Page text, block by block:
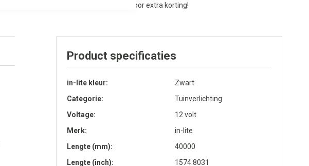
Vraag offerte aan voor extra korting!
Product specificaties
in-lite kleur
Zwart
Categorie
Tuinverlichting
Voltage
12 volt
Merk
in-lite
Lengte (mm)
40000
Lengte (inch)
1574.8031